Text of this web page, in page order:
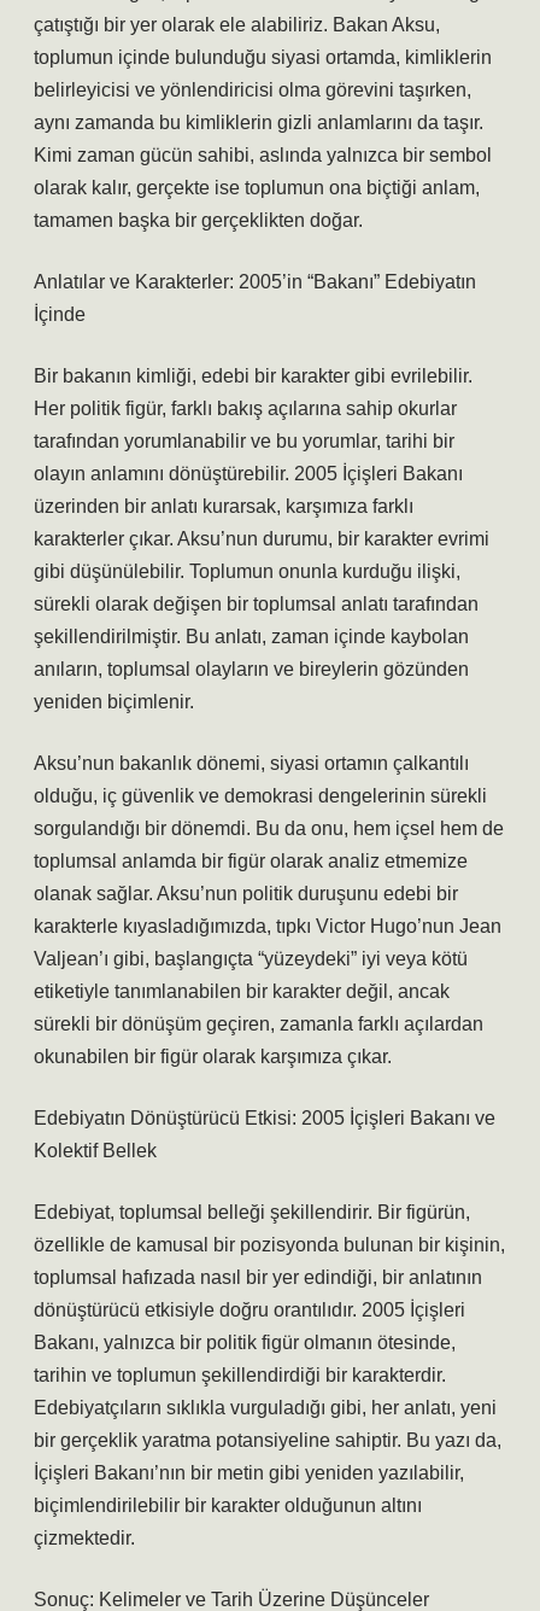
çatıştığı bir yer olarak ele alabiliriz. Bakan Aksu,
toplumun içinde bulunduğu siyasi ortamda, kimliklerin
belirleyicisi ve yönlendiricisi olma görevini taşırken,
aynı zamanda bu kimliklerin gizli anlamlarını da taşır.
Kimi zaman gücün sahibi, aslında yalnızca bir sembol
olarak kalır, gerçekte ise toplumun ona biçtiği anlam,
tamamen başka bir gerçeklikten doğar.
Anlatılar ve Karakterler: 2005’in “Bakanı” Edebiyatın
İçinde
Bir bakanın kimliği, edebi bir karakter gibi evrilebilir.
Her politik figür, farklı bakış açılarına sahip okurlar
tarafından yorumlanabilir ve bu yorumlar, tarihi bir
olayın anlamını dönüştürebilir. 2005 İçişleri Bakanı
üzerinden bir anlatı kurarsak, karşımıza farklı
karakterler çıkar. Aksu’nun durumu, bir karakter evrimi
gibi düşünülebilir. Toplumun onunla kurduğu ilişki,
sürekli olarak değişen bir toplumsal anlatı tarafından
şekillendirilmiştir. Bu anlatı, zaman içinde kaybolan
anıların, toplumsal olayların ve bireylerin gözünden
yeniden biçimlenir.
Aksu’nun bakanlık dönemi, siyasi ortamın çalkantılı
olduğu, iç güvenlik ve demokrasi dengelerinin sürekli
sorgulandığı bir dönemdi. Bu da onu, hem içsel hem de
toplumsal anlamda bir figür olarak analiz etmemize
olanak sağlar. Aksu’nun politik duruşunu edebi bir
karakterle kıyasladığımızda, tıpkı Victor Hugo’nun Jean
Valjean’ı gibi, başlangıçta “yüzeydeki” iyi veya kötü
etiketiyle tanımlanabilen bir karakter değil, ancak
sürekli bir dönüşüm geçiren, zamanla farklı açılardan
okunabilen bir figür olarak karşımıza çıkar.
Edebiyatın Dönüştürücü Etkisi: 2005 İçişleri Bakanı ve
Kolektif Bellek
Edebiyat, toplumsal belleği şekillendirir. Bir figürün,
özellikle de kamusal bir pozisyonda bulunan bir kişinin,
toplumsal hafızada nasıl bir yer edindiği, bir anlatının
dönüştürücü etkisiyle doğru orantılıdır. 2005 İçişleri
Bakanı, yalnızca bir politik figür olmanın ötesinde,
tarihin ve toplumun şekillendirdiği bir karakterdir.
Edebiyatçıların sıklıkla vurguladığı gibi, her anlatı, yeni
bir gerçeklik yaratma potansiyeline sahiptir. Bu yazı da,
İçişleri Bakanı’nın bir metin gibi yeniden yazılabilir,
biçimlendirilebilir bir karakter olduğunun altını
çizmektedir.
Sonuç: Kelimeler ve Tarih Üzerine Düşünceler